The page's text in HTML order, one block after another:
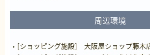
周辺環境
[ショッピング施設] 大阪屋ショップ藤木